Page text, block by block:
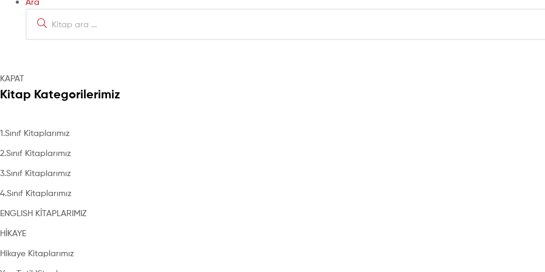
for:
KAPAT
Kitap Kategorilerimiz
1.Sınıf Kitaplarımız
2.Sınıf Kitaplarımız
3.Sınıf Kitaplarımız
4.Sınıf Kitaplarımız
ENGLISH KİTAPLARIMIZ
HİKAYE
Hikaye Kitaplarımız